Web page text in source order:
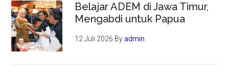
Belajar ADEM di Jawa Timur,
Mengabdi untuk Papua
12 Juli 2026 Byadmin